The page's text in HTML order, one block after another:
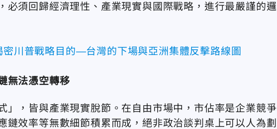
必須回歸經濟理性、產業現實與國際戰略，進行最嚴謹的邏
密川普戰略目的—台灣的下場與亞洲集體反擊路線圖
無法憑空轉移
」，皆與產業現實脫節。在自由市場中，市佔率是企業競爭
鏈效率等無數細節積累而成，絕非政治談判桌上可以人為劃